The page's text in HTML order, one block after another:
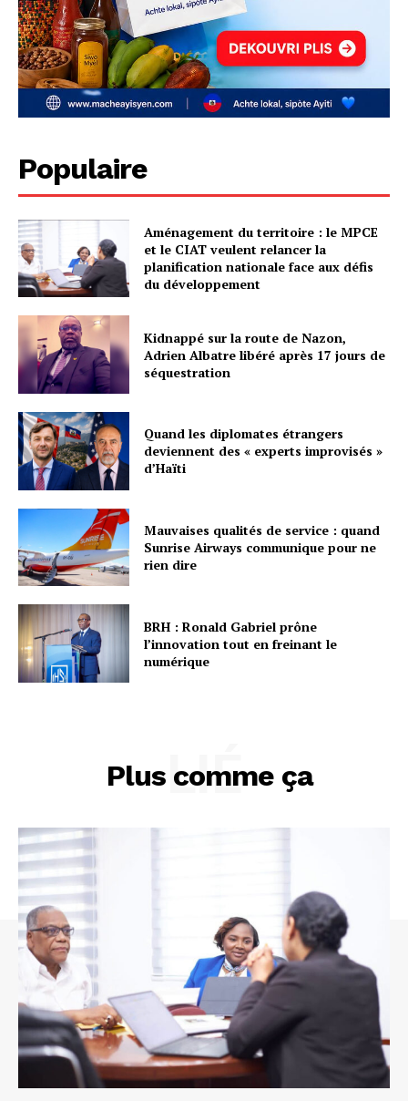
Populaire
Aménagement du territoire : le MPCE
et le CIAT veulent relancer la
planification nationale face aux défis
du développement
Kidnappé sur la route de Nazon,
Adrien Albatre libéré après 17 jours de
séquestration
Quand les diplomates étrangers
deviennent des « experts improvisés »
d’Haïti
Mauvaises qualités de service : quand
Sunrise Airways communique pour ne
rien dire
BRH : Ronald Gabriel prône
l’innovation tout en freinant le
numérique
Plus comme ça
LIÉ